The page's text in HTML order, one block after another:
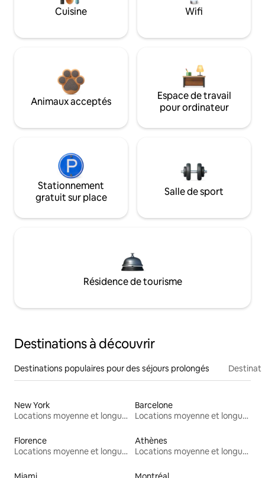
Cuisine Wifi
Animaux acceptés
Espace de travail
pour ordinateur
Stationnement
gratuit sur place
Salle de sport
Résidence de tourisme
Destinations à découvrir
Destinations populaires pour des séjours prolongés
New York
Locations moyenne et longue durée
Barcelone
Locations moyenne et longue durée
Florence
Locations moyenne et longue durée
Athènes
Locations moyenne et longue durée